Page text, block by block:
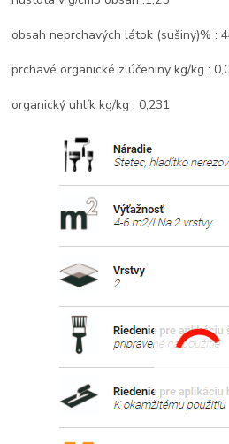
obsah neprchavých látok (sušiny)% :
prchavé organické zlúčeniny kg/kg :
organický uhlík kg/kg : 0,231